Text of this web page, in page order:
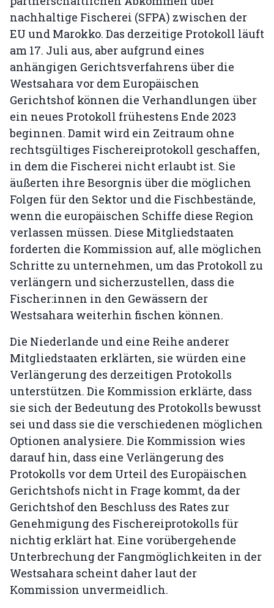
nachhaltige Fischerei (SFPA) zwischen der
EU und Marokko. Das derzeitige Protokoll läuft
am 17. Juli aus, aber aufgrund eines
anhängigen Gerichtsverfahrens über die
Westsahara vor dem Europäischen
Gerichtshof können die Verhandlungen über
ein neues Protokoll frühestens Ende 2023
beginnen. Damit wird ein Zeitraum ohne
rechtsgültiges Fischereiprotokoll geschaffen,
in dem die Fischerei nicht erlaubt ist. Sie
äußerten ihre Besorgnis über die möglichen
Folgen für den Sektor und die Fischbestände,
wenn die europäischen Schiffe diese Region
verlassen müssen. Diese Mitgliedstaaten
forderten die Kommission auf, alle möglichen
Schritte zu unternehmen, um das Protokoll zu
verlängern und sicherzustellen, dass die
Fischer:innen in den Gewässern der
Westsahara weiterhin fischen können.
Die Niederlande und eine Reihe anderer
Mitgliedstaaten erklärten, sie würden eine
Verlängerung des derzeitigen Protokolls
unterstützen. Die Kommission erklärte, dass
sie sich der Bedeutung des Protokolls bewusst
sei und dass sie die verschiedenen möglichen
Optionen analysiere. Die Kommission wies
darauf hin, dass eine Verlängerung des
Protokolls vor dem Urteil des Europäischen
Gerichtshofs nicht in Frage kommt, da der
Gerichtshof den Beschluss des Rates zur
Genehmigung des Fischereiprotokolls für
nichtig erklärt hat. Eine vorübergehende
Unterbrechung der Fangmöglichkeiten in der
Westsahara scheint daher laut der
Kommission unvermeidlich.